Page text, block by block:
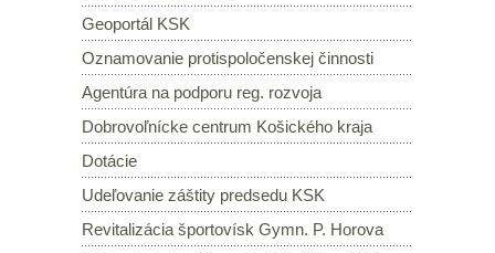
Geoportál KSK
Oznamovanie protispoločenskej činnosti
Agentúra na podporu reg. rozvoja
Dobrovoľnícke centrum Košického kraja
Dotácie
Udeľovanie záštity predsedu KSK
Revitalizácia športovísk Gymn. P. Horova